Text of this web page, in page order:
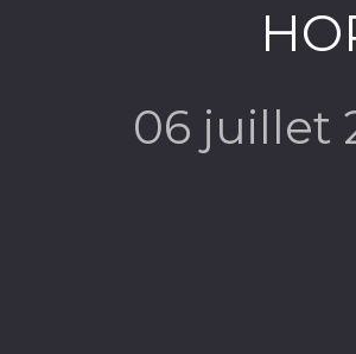
06 juillet